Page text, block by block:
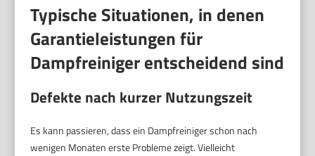
Typische Situationen, in denen
Garantieleistungen für
Dampfreiniger entscheidend sind
Defekte nach kurzer Nutzungszeit
Es kann passieren, dass ein Dampfreiniger schon nach
wenigen Monaten erste Probleme zeigt. Vielleicht